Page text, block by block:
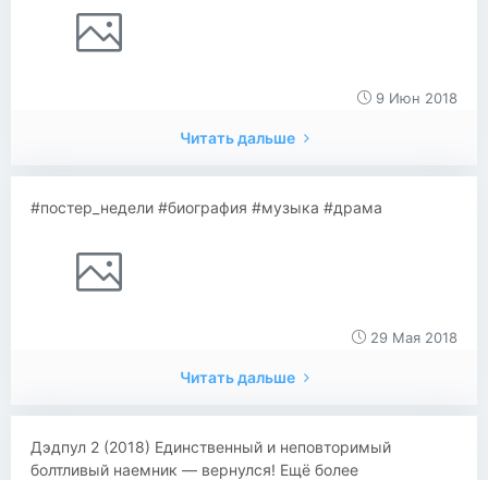
9 Июн 2018
Читать дальше
#постер_недели #биография #музыка #драма
29 Мая 2018
Читать дальше
​​Дэдпул 2 (2018) Единственный и неповторимый
болтливый наемник — вернулся! Ещё более